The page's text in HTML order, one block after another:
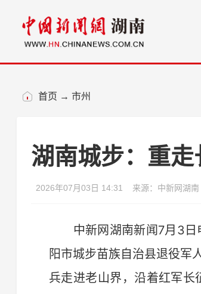
首页 → 市州
湖南城步：重
2026年07月03日 14:31 来源：中新网湖南
中新网湖南新闻7月3日
阳市城步苗族自治县退役军
兵走进老山界，沿着红军